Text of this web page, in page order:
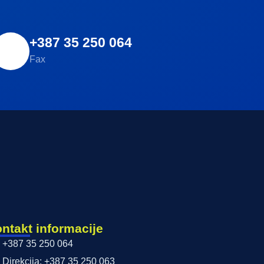
+387 35 250 064
Fax
informacije
+387 35 250 064
Direkcija: +387 35 250 063